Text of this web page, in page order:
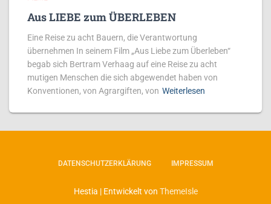
Aus LIEBE zum ÜBERLEBEN
Eine Reise zu acht Bauern, die Verantwortung
übernehmen In seinem Film „Aus Liebe zum Überleben“
begab sich Bertram Verhaag auf eine Reise zu acht
mutigen Menschen die sich abgewendet haben von
Konventionen, von Agrargiften, von Weiterlesen
DATENSCHUTZERKLÄRUNG IMPRESSUM
Hestia | Entwickelt von ThemeIsle